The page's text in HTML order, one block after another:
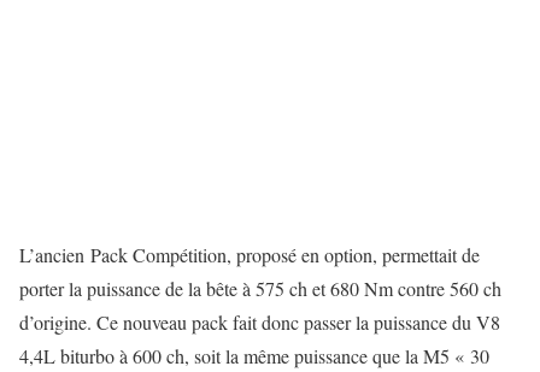
L’ancien Pack Compétition, proposé en option, permettait de
porter la puissance de la bête à 575 ch et 680 Nm contre 560 ch
d’origine. Ce nouveau pack fait donc passer la puissance du V8
4,4L biturbo à 600 ch, soit la même puissance que la M5 « 30